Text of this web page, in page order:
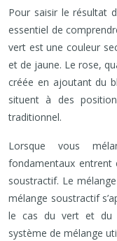
Pour saisir le résultat
essentiel de
vert est une couleur
et de jaune. Le rose,
créée en ajoutant du
situent à des
traditionnel.
Lorsque vous
fondamentaux
soustractif. Le
mélange soustractif
le cas du vert et du
système de mélange